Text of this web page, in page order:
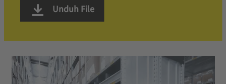
Unduh File